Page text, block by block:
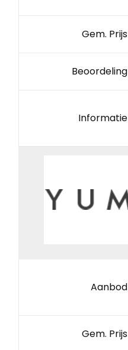
Gem. Prijs
Beoordeling
Informatie
Aanbod
Gem. Prijs